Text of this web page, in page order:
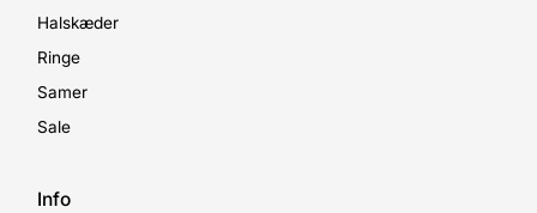
Halskæder
Ringe
Samer
Sale
Info